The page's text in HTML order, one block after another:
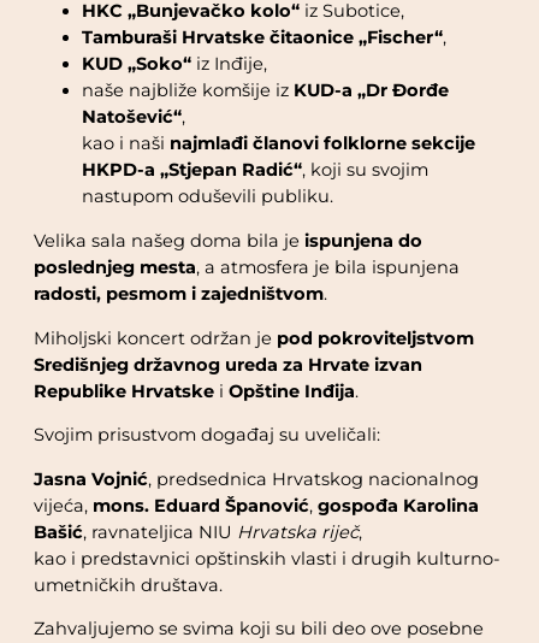
HKC „Bunjevačko kolo“ iz Subotice,
Tamburaši Hrvatske čitaonice „Fischer“,
KUD „Soko“ iz Inđije,
naše najbliže komšije iz KUD-a „Dr Đorđe
Natošević“,
kao i naši najmlađi članovi folklorne sekcije
HKPD-a „Stjepan Radić“, koji su svojim
nastupom oduševili publiku.
Velika sala našeg doma bila je ispunjena do
poslednjeg mesta, a atmosfera je bila ispunjena
radosti, pesmom i zajedništvom.
Miholjski koncert održan je pod pokroviteljstvom
Središnjeg državnog ureda za Hrvate izvan
Republike Hrvatske i Opštine Inđija.
Svojim prisustvom događaj su uveličali:
Jasna Vojnić, predsednica Hrvatskog nacionalnog
vijeća, mons. Eduard Španović, gospođa Karolina
Bašić, ravnateljica NIU Hrvatska riječ,
kao i predstavnici opštinskih vlasti i drugih kulturno-
umetničkih društava.
Zahvaljujemo se svima koji su bili deo ove posebne